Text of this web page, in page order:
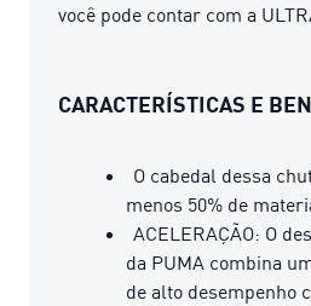
você pode contar com a
CARACTERÍSTICAS E
O cabedal dessa
menos 50% de
ACELERAÇÃO: O
da PUMA combina
de alto desempenho